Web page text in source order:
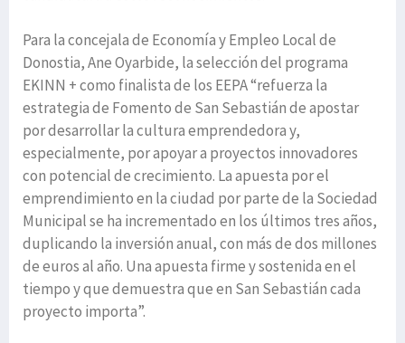
Para la concejala de Economía y Empleo Local de
Donostia, Ane Oyarbide, la selección del programa
EKINN + como finalista de los EEPA “refuerza la
estrategia de Fomento de San Sebastián de apostar
por desarrollar la cultura emprendedora y,
especialmente, por apoyar a proyectos innovadores
con potencial de crecimiento. La apuesta por el
emprendimiento en la ciudad por parte de la Sociedad
Municipal se ha incrementado en los últimos tres años,
duplicando la inversión anual, con más de dos millones
de euros al año. Una apuesta firme y sostenida en el
tiempo y que demuestra que en San Sebastián cada
proyecto importa”.